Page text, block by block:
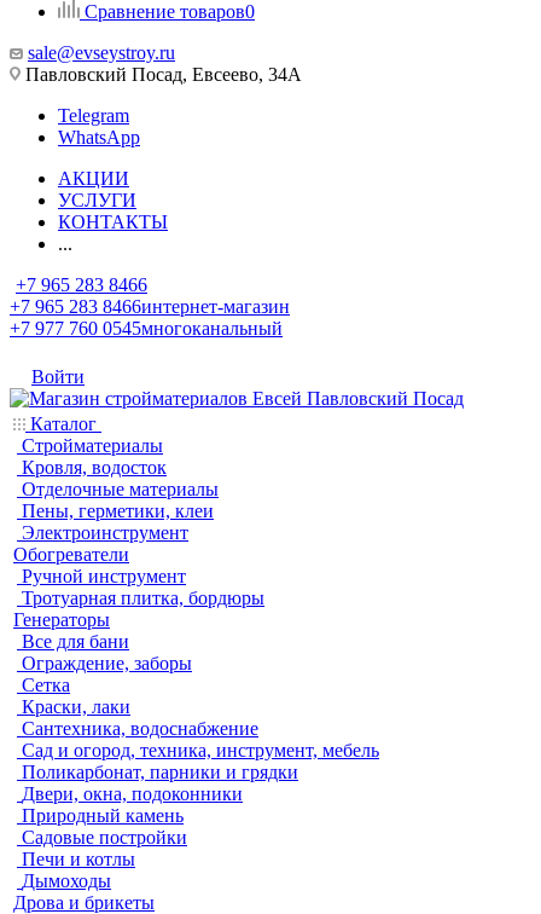
Сравнение товаров0
sale@evseystroy.ru
Павловский Посад, Евсеево, 34А
Telegram
WhatsApp
АКЦИИ
УСЛУГИ
КОНТАКТЫ
...
+7 965 283 8466
+7 965 283 8466интернет-магазин
+7 977 760 0545многоканальный
Войти
Каталог
Стройматериалы
Кровля, водосток
Отделочные материалы
Пены, герметики, клеи
Электроинструмент
Обогреватели
Ручной инструмент
Тротуарная плитка, бордюры
Генераторы
Все для бани
Ограждение, заборы
Сетка
Краски, лаки
Сантехника, водоснабжение
Сад и огород, техника, инструмент, мебель
Поликарбонат, парники и грядки
Двери, окна, подоконники
Природный камень
Садовые постройки
Печи и котлы
Дымоходы
Дрова и брикеты